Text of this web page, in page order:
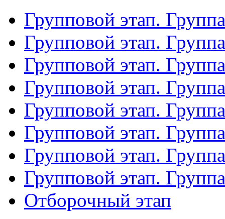
Групповой этап.
Групповой этап.
Групповой этап.
Групповой этап.
Групповой этап.
Групповой этап.
Групповой этап.
Групповой этап.
Отборочный этап